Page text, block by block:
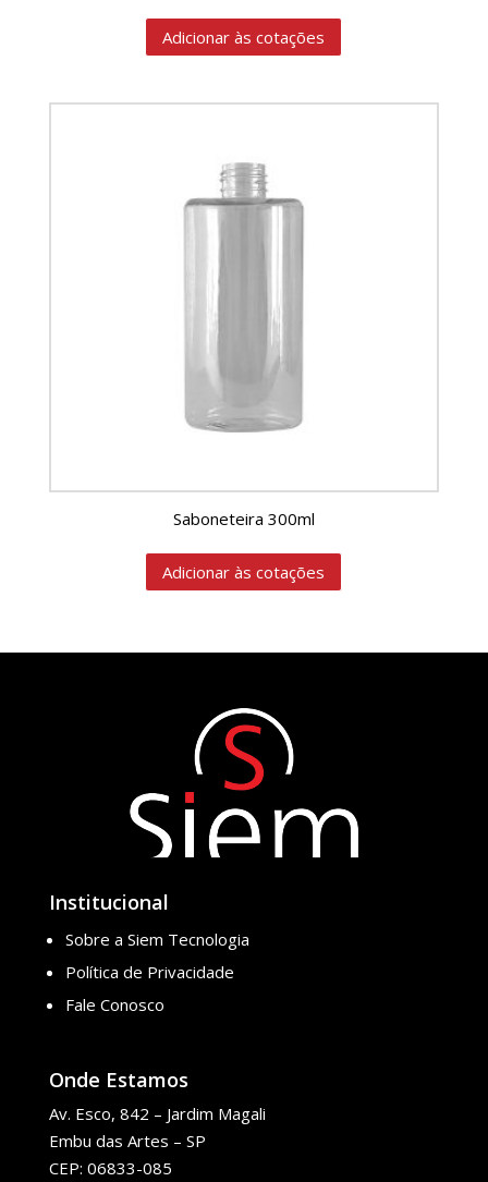
Adicionar às cotações
Saboneteira 300ml
Adicionar às cotações
Institucional
Sobre a Siem Tecnologia
Política de Privacidade
Fale Conosco
Onde Estamos
Av. Esco, 842 – Jardim Magali
Embu das Artes – SP
CEP: 06833-085